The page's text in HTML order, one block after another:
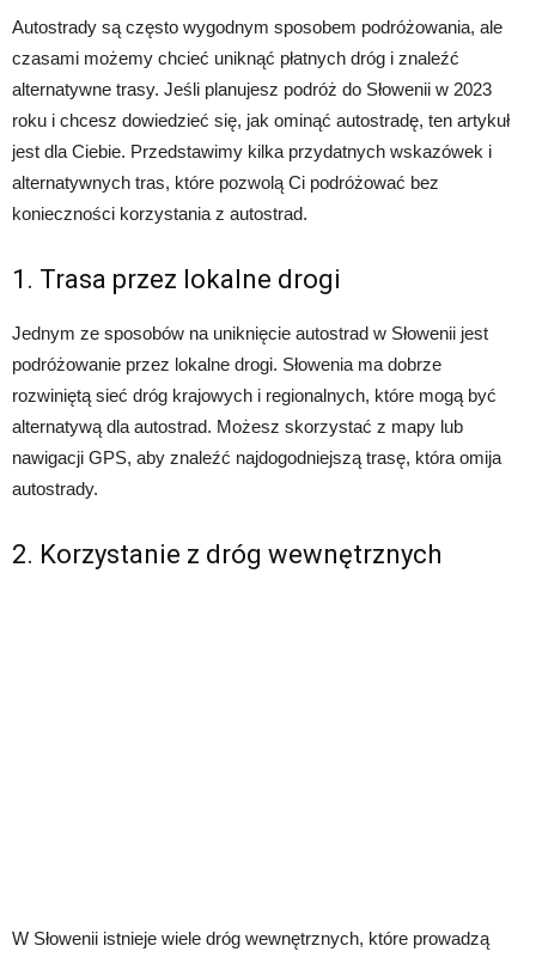
Autostrady są często wygodnym sposobem podróżowania, ale
czasami możemy chcieć uniknąć płatnych dróg i znaleźć
alternatywne trasy. Jeśli planujesz podróż do Słowenii w 2023
roku i chcesz dowiedzieć się, jak ominąć autostradę, ten artykuł
jest dla Ciebie. Przedstawimy kilka przydatnych wskazówek i
alternatywnych tras, które pozwolą Ci podróżować bez
konieczności korzystania z autostrad.
1. Trasa przez lokalne drogi
Jednym ze sposobów na uniknięcie autostrad w Słowenii jest
podróżowanie przez lokalne drogi. Słowenia ma dobrze
rozwiniętą sieć dróg krajowych i regionalnych, które mogą być
alternatywą dla autostrad. Możesz skorzystać z mapy lub
nawigacji GPS, aby znaleźć najdogodniejszą trasę, która omija
autostrady.
2. Korzystanie z dróg wewnętrznych
W Słowenii istnieje wiele dróg wewnętrznych, które prowadzą